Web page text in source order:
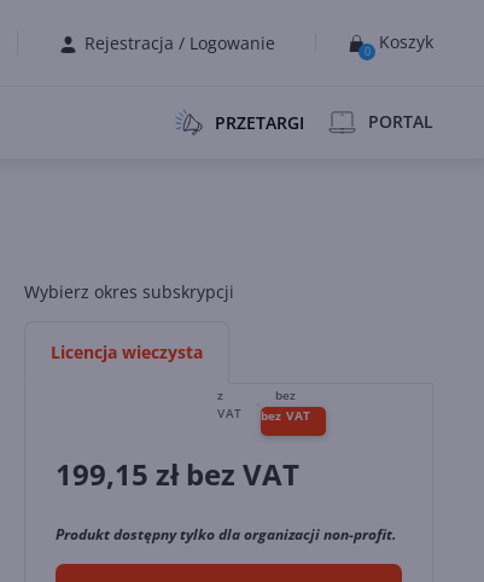
Rejestracja / Logowanie 0 Koszyk
PRZETARGI PORTAL
Wybierz okres subskrypcji
Licencja wieczysta
199,15 zł bez VAT
Produkt dostępny tylko dla organizacji non-profit.